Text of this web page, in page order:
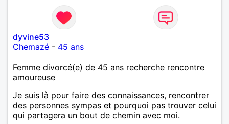
dyvine53
Chemazé - 45 ans
Femme divorcé(e) de 45 ans recherche rencontre
amoureuse
Je suis là pour faire des connaissances, rencontrer
des personnes sympas et pourquoi pas trouver celui
qui partagera un bout de chemin avec moi.